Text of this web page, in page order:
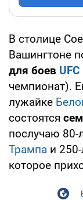
В столице
Вашингтоне
для боев UFC
чемпионат).
лужайке
состоятся
послучаю 80-
Трампа и
которое